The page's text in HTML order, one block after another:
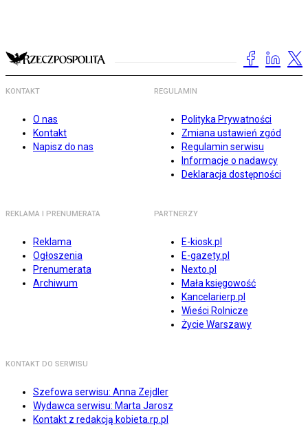
KONTAKT
O nas
Kontakt
Napisz do nas
REGULAMIN
Polityka Prywatności
Zmiana ustawień zgód
Regulamin serwisu
Informacje o nadawcy
Deklaracja dostępności
REKLAMA I PRENUMERATA
Reklama
Ogłoszenia
Prenumerata
Archiwum
PARTNERZY
E-kiosk.pl
E-gazety.pl
Nexto.pl
Mała księgowość
Kancelarierp.pl
Wieści Rolnicze
Życie Warszawy
KONTAKT DO SERWISU
Szefowa serwisu: Anna Zejdler
Wydawca serwisu: Marta Jarosz
Kontakt z redakcją kobieta.rp.pl